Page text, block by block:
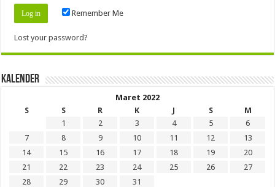
Remember Me
Lost your password?
Kalender
Maret 2022
S
S R K J S
M
1
2 3 4 5
6
7
8 9 10 11 12
13
14
15 16 17 18 19
20
21
22 23 24 25 26
27
28
29 30
31